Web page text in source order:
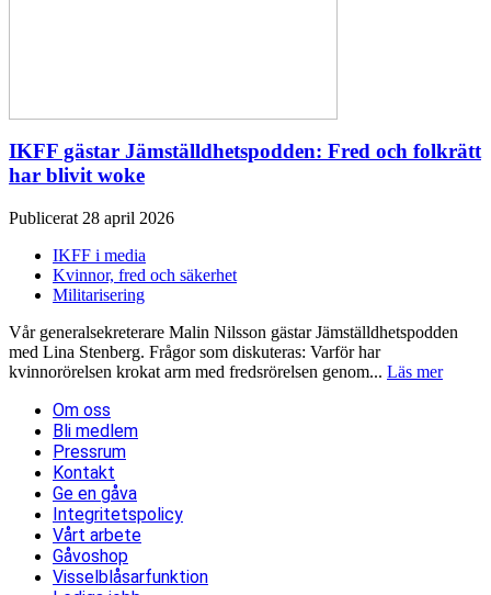
IKFF gästar Jämställdhetspodden: Fred och folkrätt
har blivit woke
Publicerat 28 april 2026
IKFF i media
Kvinnor, fred och säkerhet
Militarisering
Vår generalsekreterare Malin Nilsson gästar Jämställdhetspodden
med Lina Stenberg. Frågor som diskuteras: Varför har
kvinnorörelsen krokat arm med fredsrörelsen genom... Läs mer
Om oss
Bli medlem
Pressrum
Kontakt
Ge en gåva
Integritetspolicy
Vårt arbete
Gåvoshop
Visselblåsarfunktion